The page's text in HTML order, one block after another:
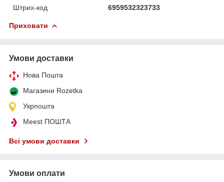
Штрих-код
6959532323733
Приховати
Умови доставки
Нова Пошта
Магазини Rozetka
Укрпошта
Meest ПОШТА
Всі умови доставки
Умови оплати